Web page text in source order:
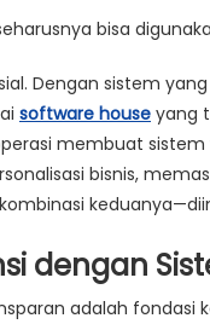
bisa
Dengan sistem
software house yang
membuat sistem
bisnis,
dengan
adalah